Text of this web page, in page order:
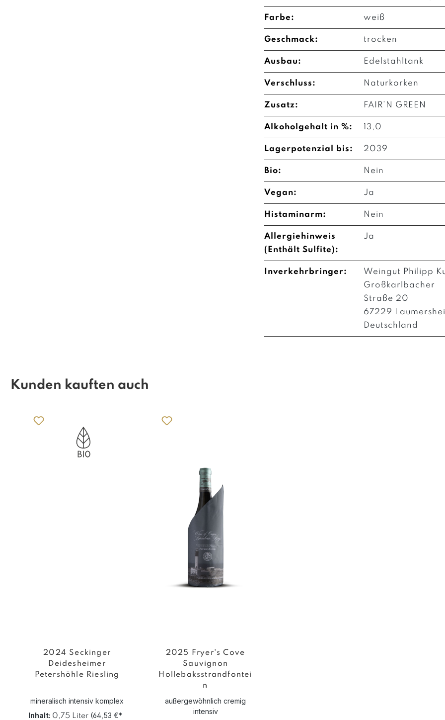
Farbe: weiß
Geschmack: trocken
Ausbau: Edelstahltank
Verschluss: Naturkorken
Zusatz: FAIR’N GREEN
Alkoholgehalt in %: 13,0
Lagerpotenzial bis: 2039
Bio: Nein
Vegan: Ja
Histaminarm: Nein
Allergiehinweis
(Enthält Sulfite):
Ja
Inverkehrbringer:
Weingut Philipp
Großkarlbacher
Straße 20
67229
Deutschland
Kunden kauften auch
2024 Seckinger
Deidesheimer
Petershöhle Riesling
mineralisch intensiv komplex
Inhalt: 0,75 Liter (64,53 €*
2025 Fryer's Cove
Sauvignon
Hollebaksstrandfontei
n
außergewöhnlich cremig
intensiv